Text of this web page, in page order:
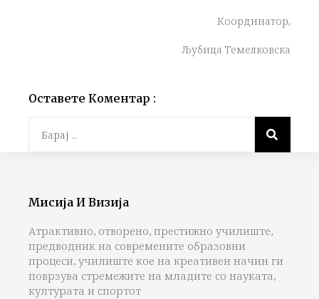
Координатор,
Љубица Темелковска
Оставете Коментар :
Мисија И Визија
Атрактивно, отворено, престижно училиште,
предводник на современите образовни
процеси, училиште кое на креативен начин ги
поврзува стремежите на младите со науката,
културата и спортот